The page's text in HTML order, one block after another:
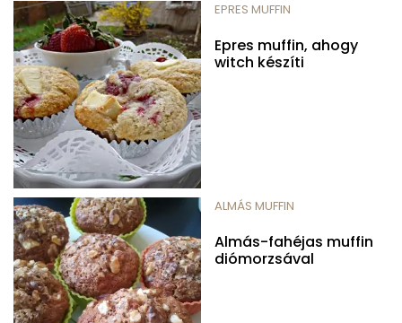
EPRES MUFFIN
Epres muffin, ahogy
witch készíti
ALMÁS MUFFIN
Almás-fahéjas muffin
diómorzsával